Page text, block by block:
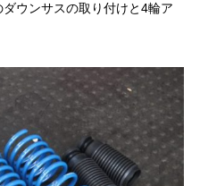
ウンサスの取り付けと4輪ア